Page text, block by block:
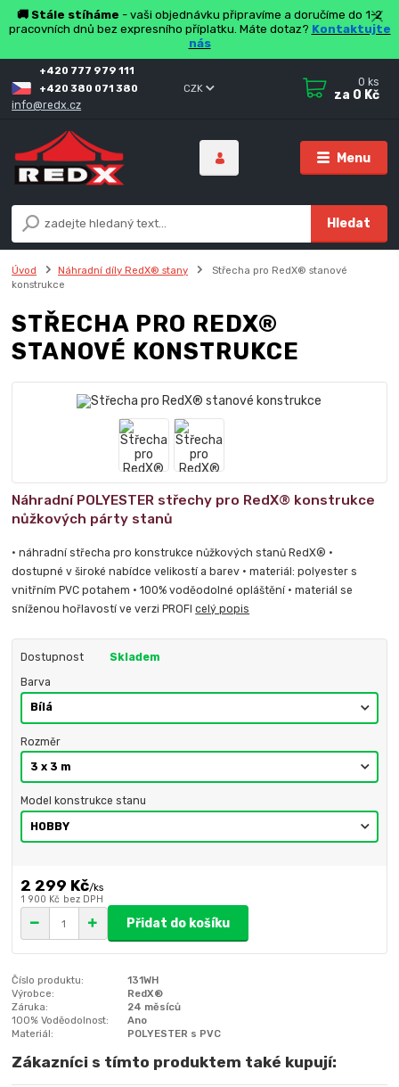
🚚 Stále stíháme - vaši objednávku připravíme a doručíme do 1-2
pracovních dnů bez expresního příplatku. Máte dotaz? Kontaktujte
nás
Menu
CZK
Hledat
+420 777 979 111
+420 380 071 380
info@redx.cz
0 ks
za 0 Kč
Úvod Náhradní díly RedX® stany
Střecha pro RedX® stanové
konstrukce
STŘECHA PRO REDX®
STANOVÉ KONSTRUKCE
Náhradní POLYESTER střechy pro RedX® konstrukce
nůžkových párty stanů
• náhradní střecha pro konstrukce nůžkových stanů RedX® •
dostupné v široké nabídce velikostí a barev • materiál: polyester s
vnitřním PVC potahem • 100% voděodolné opláštění • materiál se
sníženou hořlavostí ve verzi PROFIcelý popis
Dostupnost Skladem
Barva
Rozměr
Model konstrukce stanu
2 299 Kč/ks
1 900 Kč bez DPH
Přidat do košíku
Číslo produktu:
131WH
Výrobce:
RedX®
Záruka:
24 měsíců
100% Voděodolnost:
Ano
Materiál:
POLYESTER s PVC
Zákazníci s tímto produktem také kupují: